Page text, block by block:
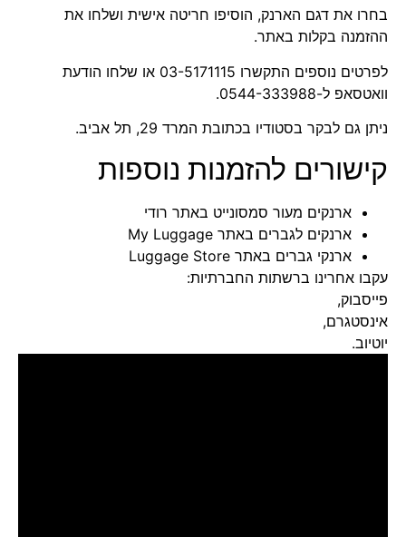
בחרו את דגם הארנק, הוסיפו חריטה אישית ושלחו את
ההזמנה בקלות באתר.
לפרטים נוספים התקשרו 03-5171115 או שלחו הודעת
וואטסאפ ל-0544-333988
.
ניתן גם לבקר בסטודיו בכתובת המרד 29, תל אביב .
קישורים להזמנות נוספות
ארנקים מעור סמסונייט באתר רודי
ארנקים לגברים באתר My Luggage
ארנקי גברים באתר Luggage Store
עקבו אחרינו ברשתות החברתיות:
פייסבוק,
אינסטגרם,
יוטיוב.